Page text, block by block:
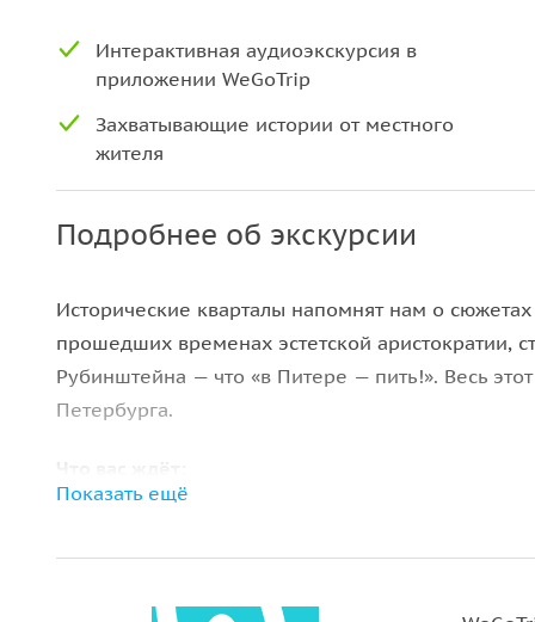
Интерактивная аудиоэкскурсия в
приложении WeGoTrip
Захватывающие истории от местного
жителя
Подробнее об экскурсии
Исторические кварталы напомнят нам о
прошедших временах эстетской аристократии,
Рубинштейна — что «в Питере — пить!». Весь
Петербурга.
• Прогуляемся по главной гастрономической
Показать ещё